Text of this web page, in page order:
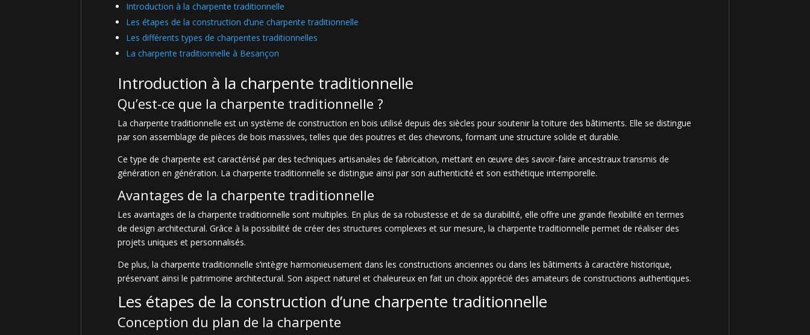
Introduction à la charpente traditionnelle
Les étapes de la construction d’une charpente traditionnelle
Les différents types de charpentes traditionnelles
La charpente traditionnelle à Besançon
Introduction à la charpente traditionnelle
Qu’est-ce que la charpente traditionnelle ?
La charpente traditionnelle est un système de construction en bois utilisé depuis des siècles pour soutenir la toiture des bâtiments. Elle se distingue
par son assemblage de pièces de bois massives, telles que des poutres et des chevrons, formant une structure solide et durable.
Ce type de charpente est caractérisé par des techniques artisanales de fabrication, mettant en œuvre des savoir-faire ancestraux transmis de
génération en génération. La charpente traditionnelle se distingue ainsi par son authenticité et son esthétique intemporelle.
Avantages de la charpente traditionnelle
Les avantages de la charpente traditionnelle sont multiples. En plus de sa robustesse et de sa durabilité, elle offre une grande flexibilité en termes
de design architectural. Grâce à la possibilité de créer des structures complexes et sur mesure, la charpente traditionnelle permet de réaliser des
projets uniques et personnalisés.
De plus, la charpente traditionnelle s’intègre harmonieusement dans les constructions anciennes ou dans les bâtiments à caractère historique,
préservant ainsi le patrimoine architectural. Son aspect naturel et chaleureux en fait un choix apprécié des amateurs de constructions authentiques.
Les étapes de la construction d’une charpente traditionnelle
Conception du plan de la charpente